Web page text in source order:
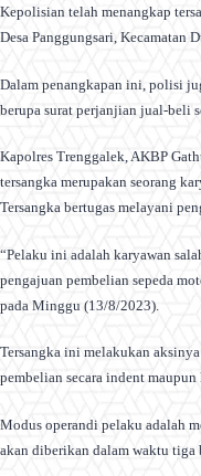
Kepolisian telah menangkap
Desa Panggungsari, Kecamatan
Dalam penangkapan ini, polisi
berupa surat perjanjian jual-beli
Kapolres Trenggalek, AKBP
tersangka merupakan seorang
Tersangka bertugas melayani
“Pelaku ini adalah karyawan
pengajuan pembelian sepeda
pada Minggu (13/8/2023).
Tersangka ini melakukan
pembelian secara indent
Modus operandi pelaku adalah
akan diberikan dalam waktu tiga